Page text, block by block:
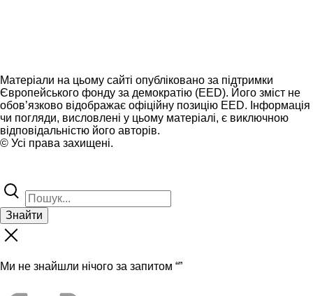
Матеріали на цьому сайті опубліковано за підтримки
Європейського фонду за демократію (EED). Його зміст не
обов’язково відображає офіційну позицію EED. Інформація
чи погляди, висловлені у цьому матеріалі, є виключною
відповідальністю його авторів.
© Усі права захищені.
Знайти
Ми не знайшли нічого за запитом “”